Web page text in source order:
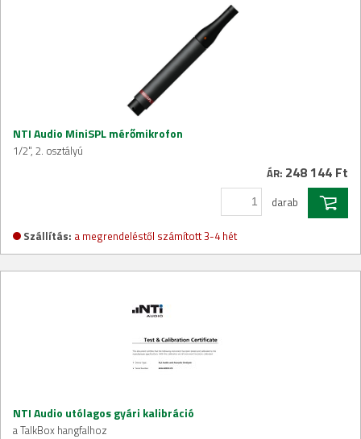
NTI Audio MiniSPL mérőmikrofon
1/2", 2. osztályú
ÁR: 248 144 Ft
darab
Szállítás: a megrendeléstől számított 3-4 hét
NTI Audio utólagos gyári kalibráció
a TalkBox hangfalhoz